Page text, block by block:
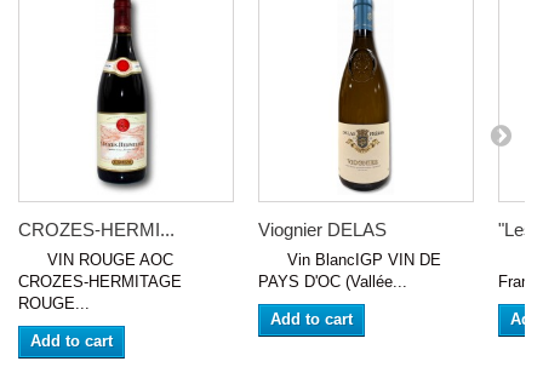
CROZES-HERMI...
VIN ROUGE AOC
CROZES-HERMITAGE
ROUGE...
Add to cart
Viognier DELAS
Vin BlancIGP VIN DE
PAYS D'OC (Vallée...
Add to cart